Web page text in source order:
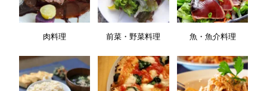
肉料理 前菜・野菜料理 魚・魚介料理